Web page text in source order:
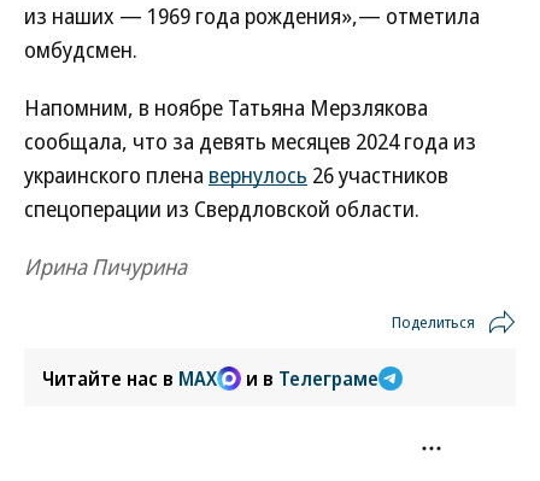
из наших — 1969 года рождения»,— отметила
омбудсмен.
Напомним, в ноябре Татьяна Мерзлякова
сообщала, что за девять месяцев 2024 года из
украинского плена вернулось 26 участников
спецоперации из Свердловской области.
Ирина Пичурина
Поделиться
Читайте нас в MAX и в Телеграме